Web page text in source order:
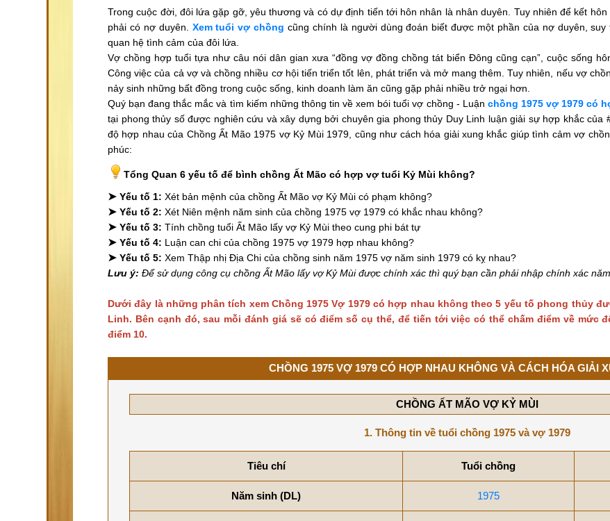
Trong cuộc đời, đôi lứa gặp gỡ, yêu thương và có dự định tiến tới hôn nhân là nhân duyên. Tuy nhiên để kết
phải có nợ duyên. Xem tuổi vợ chồng cũng chính là người dùng đoán biết được một phần của nợ duyên,
quan hệ tình cảm của đôi lứa.
Vợ chồng hợp tuổi tựa như câu nói dân gian xưa “đồng vợ đồng chồng tát biển Đông cũng cạn”, cuộc sống
Công việc của cả vợ và chồng nhiều cơ hội tiến triển tốt lên, phát triển và mở mang thêm. Tuy nhiên, nếu vợ
nảy sinh những bất đồng trong cuộc sống, kinh doanh làm ăn cũng gặp phải nhiều trở ngại hơn.
Quý bạn đang thắc mắc và tìm kiếm những thông tin về xem bói tuổi vợ chồng - Luận chồng 1975 vợ 1979 có
tại phong thủy số được nghiên cứu và xây dựng bởi chuyên gia phong thủy Duy Linh luận giải sự hợp khắc
độ hợp nhau của Chồng Ất Mão 1975 vợ Kỷ Mùi 1979, cũng như cách hóa giải xung khắc giúp tình cảm vợ
phúc:
Tổng Quan 6 yếu tố để bình chồng Ất Mão có hợp vợ tuổi Kỷ Mùi không?
➤ Yếu tố 1: Xét bản mệnh của chồng Ất Mão vợ Kỷ Mùi có phạm không?
➤ Yếu tố 2: Xét Niên mệnh năm sinh của chồng 1975 vợ 1979 có khắc nhau không?
➤ Yếu tố 3: Tính chồng tuổi Ất Mão lấy vợ Kỷ Mùi theo cung phi bát tự
➤ Yếu tố 4: Luận can chi của chồng 1975 vợ 1979 hợp nhau không?
➤ Yếu tố 5: Xem Thập nhị Địa Chi của chồng sinh năm 1975 vợ năm sinh 1979 có kỵ nhau?
Lưu ý: Để sử dụng công cụ chồng Ất Mão lấy vợ Kỷ Mùi được chính xác thì quý bạn cần phải nhập chính xác
Dưới đây là những phân tích xem Chồng 1975 Vợ 1979 có hợp nhau không theo 5 yếu tố phong thủy
Linh. Bên cạnh đó, sau mỗi đánh giá sẽ có điểm số cụ thể, để tiến tới việc có thể chấm điểm về mức
điểm 10.
CHỒNG 1975 VỢ 1979 CÓ HỢP NHAU KHÔNG VÀ CÁCH HÓA GIẢI
CHỒNG ẤT MÃO VỢ KỶ MÙI
1. Thông tin về tuổi chồng 1975 và vợ 1979
Tiêu chí Tuổi chồng
Năm sinh (DL) 1975